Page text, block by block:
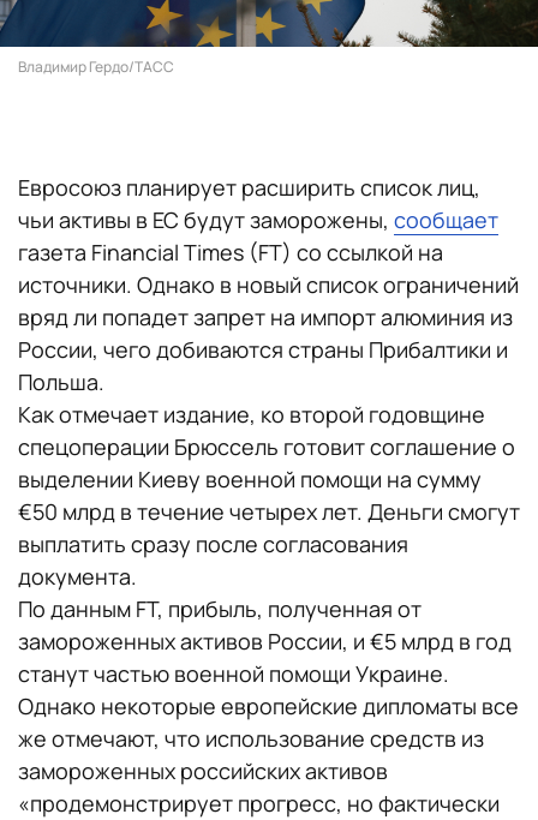
Владимир Гердо/ТАСС
Евросоюз планирует расширить список лиц,
чьи активы в ЕС будут заморожены, сообщает
газета Financial Times (FT) со ссылкой на
источники. Однако в новый список ограничений
вряд ли попадет запрет на импорт алюминия из
России, чего добиваются страны Прибалтики и
Польша.
Как отмечает издание, ко второй годовщине
спецоперации Брюссель готовит соглашение о
выделении Киеву военной помощи на сумму
€50 млрд в течение четырех лет. Деньги смогут
выплатить сразу после согласования
документа.
По данным FT, прибыль, полученная от
замороженных активов России, и €5 млрд в год
станут частью военной помощи Украине.
Однако некоторые европейские дипломаты все
же отмечают, что использование средств из
замороженных российских активов
«продемонстрирует прогресс, но фактически